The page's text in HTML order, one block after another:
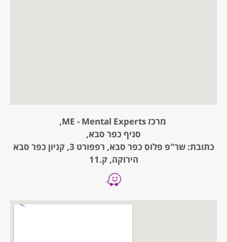
מרכז ME - Mental Experts,
סניף כפר סבא,
כתובת: שר"פ פלוס כפר סבא, רפפורט 3, קניון כפר סבא
הירוקה, ק.11